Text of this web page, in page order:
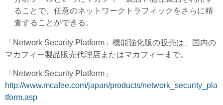
ることで、任意のネットワークトラフィックをさらに精
査することができる。
「Network Security Platform」機能強化版の販売は、国内の
マカフィー製品販売代理店またはマカフィーまで。
「Network Security Platform」
http://www.mcafee.com/japan/products/network_security_pla
tform.asp